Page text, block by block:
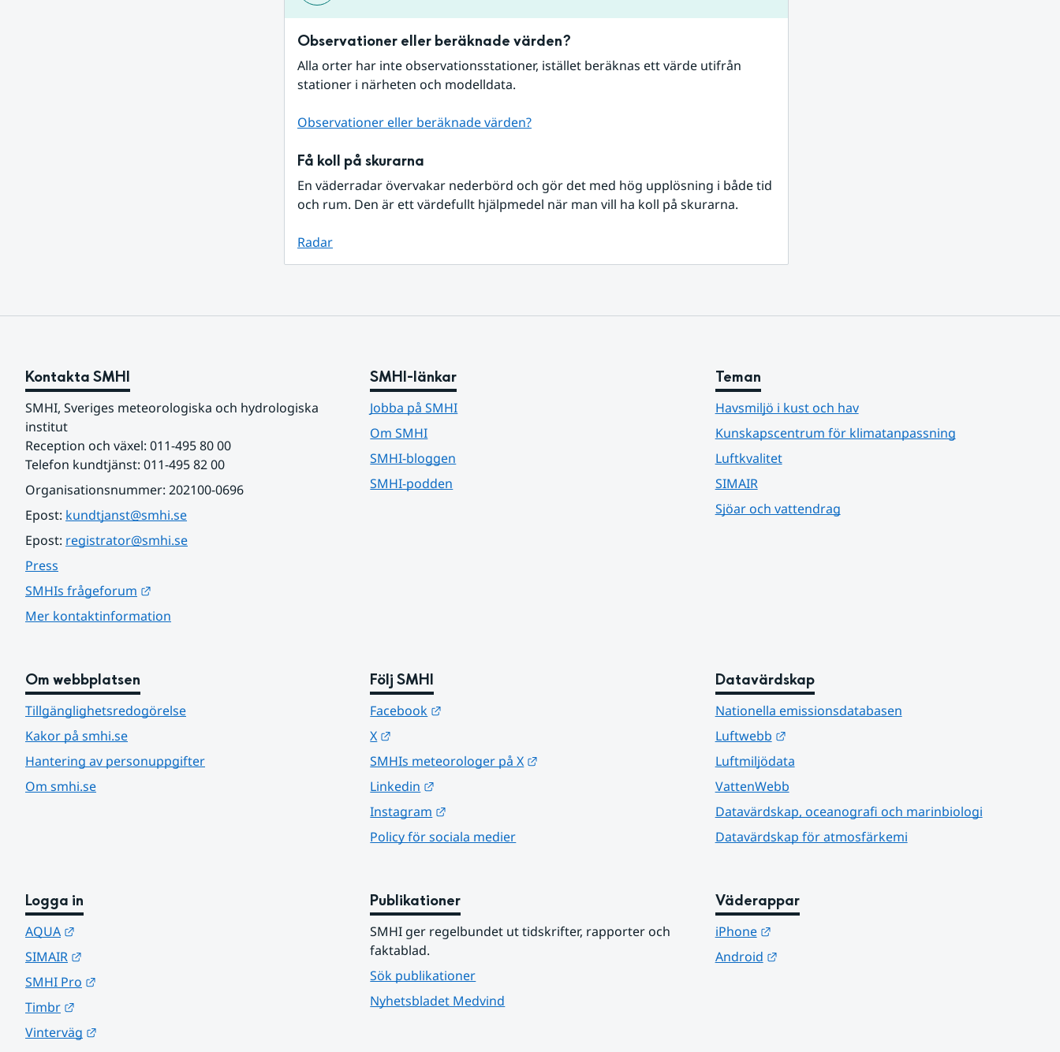
Observationer eller beräknade värden?
Alla orter har inte observationsstationer, istället beräknas ett värde utifrån
stationer i närheten och modelldata.
Observationer eller beräknade värden?
Få koll på skurarna
En väderradar övervakar nederbörd och gör det med hög upplösning i både tid
och rum. Den är ett värdefullt hjälpmedel när man vill ha koll på skurarna.
Radar
Kontakta SMHI
SMHI, Sveriges meteorologiska och hydrologiska
institut
Reception och växel: 011-495 80 00
Telefon kundtjänst: 011-495 82 00
Organisationsnummer: 202100-0696
Epost: kundtjanst@smhi.se
Epost: registrator@smhi.se
Press
SMHIs frågeforum
Mer kontaktinformation
SMHI-länkar
Jobba på SMHI
Om SMHI
SMHI-bloggen
SMHI-podden
Teman
Havsmiljö i kust och hav
Kunskapscentrum för klimatanpassning
Luftkvalitet
SIMAIR
Sjöar och vattendrag
Om webbplatsen
Tillgänglighetsredogörelse
Kakor på smhi.se
Hantering av personuppgifter
Om smhi.se
Följ SMHI
Facebook
X
SMHIs meteorologer på X
Linkedin
Instagram
Policy för sociala medier
Datavärdskap
Nationella emissionsdatabasen
Luftwebb
Länk till annan webbplats.
Luftmiljödata
VattenWebb
Datavärdskap, oceanografi och marinbiologi
Datavärdskap för atmosfärkemi
Logga in
AQUA
SIMAIR
SMHI Pro
Timbr
Vinterväg
Publikationer
SMHI ger regelbundet ut tidskrifter, rapporter och
faktablad.
Sök publikationer
Nyhetsbladet Medvind
Väderappar
iPhone
Länk till annan webbplats.
Android
Länk till annan webbplats.